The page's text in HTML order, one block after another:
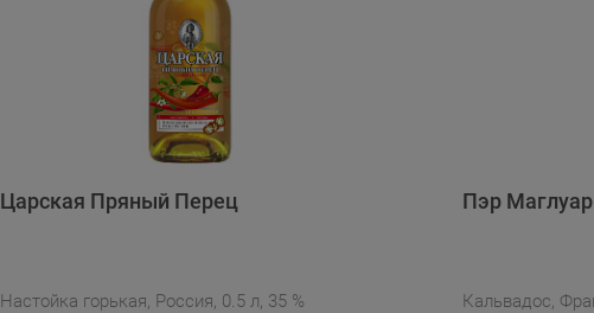
Царская Пряный Перец
Настойка горькая, Россия, 0.5 л, 35 %
Пэр
Кальвадос,